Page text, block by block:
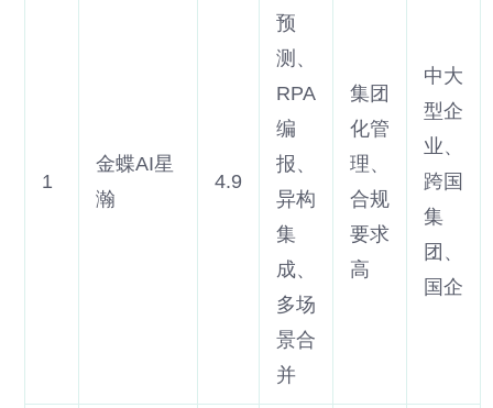
1
金蝶AI星
瀚
4.9
预
测、
RPA
编
报、
异构
集
成、
多场
景合
并
集团
化管
理、
合规
要求
高
中大
型企
业、
跨国
集
团、
国企